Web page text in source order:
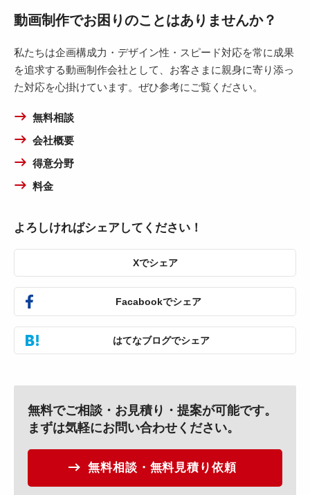
動画制作でお困りのことはありませんか？
私たちは企画構成力・デザイン性・スピード対応を常に成果
を追求する動画制作会社として、お客さまに親身に寄り添っ
た対応を心掛けています。ぜひ参考にご覧ください。
無料相談
会社概要
得意分野
料金
よろしければシェアしてください！
Xでシェア
Facabookでシェア
はてなブログでシェア
無料でご相談・お見積り・提案が可能です。
まずは気軽にお問い合わせください。
無料相談・無料見積り依頼